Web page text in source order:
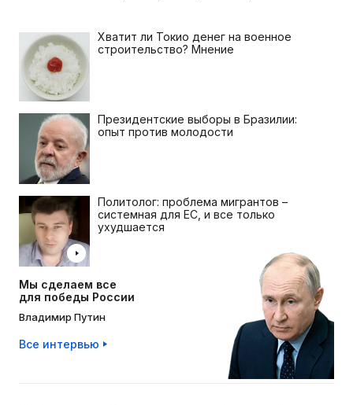
Хватит ли Токио денег на военное
строительство? Мнение
Президентские выборы в Бразилии:
опыт против молодости
Политолог: проблема мигрантов –
системная для ЕС, и все только
ухудшается
Мы сделаем все
для победы России
Владимир Путин
Все интервью